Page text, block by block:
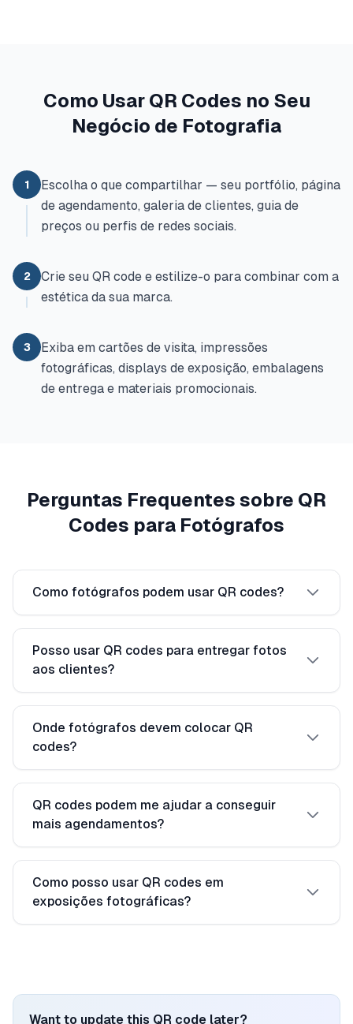
Como Usar QR Codes no Seu
Negócio de Fotografia
1
Escolha o que compartilhar — seu portfólio, página
de agendamento, galeria de clientes, guia de
preços ou perfis de redes sociais.
2
Crie seu QR code e estilize-o para combinar com a
estética da sua marca.
3
Exiba em cartões de visita, impressões
fotográficas, displays de exposição, embalagens
de entrega e materiais promocionais.
Perguntas Frequentes sobre QR
Codes para Fotógrafos
Como fotógrafos podem usar QR codes?
Posso usar QR codes para entregar fotos
aos clientes?
Onde fotógrafos devem colocar QR
codes?
QR codes podem me ajudar a conseguir
mais agendamentos?
Como posso usar QR codes em
exposições fotográficas?
Want to update this QR code later?